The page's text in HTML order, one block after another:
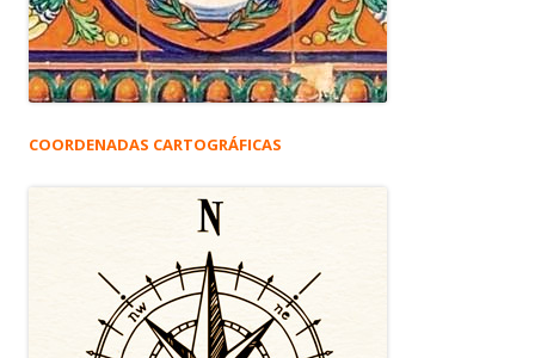
COORDENADAS CARTOGRÁFICAS